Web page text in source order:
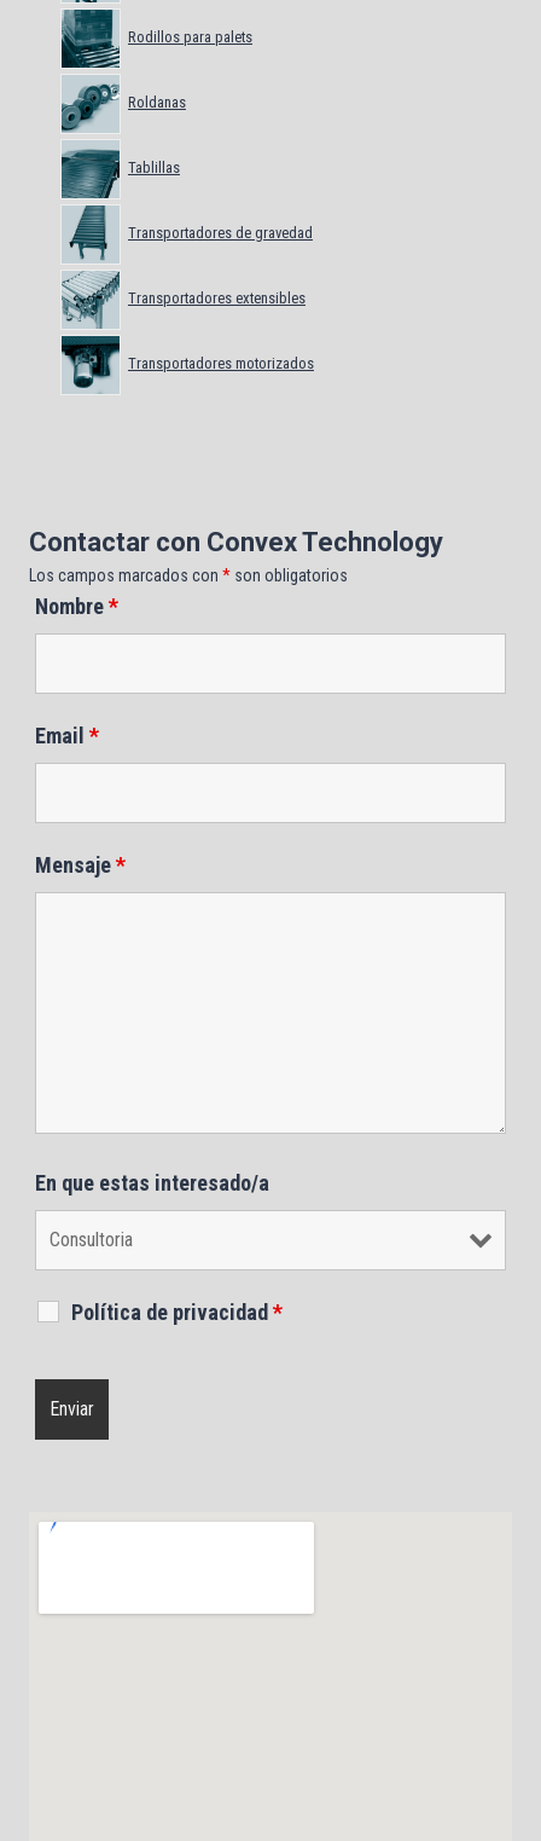
Rodillos para palets
Roldanas
Tablillas
Transportadores de gravedad
Transportadores extensibles
Transportadores motorizados
Contactar con Convex Technology
Los campos marcados con * son obligatorios
Nombre*
Email *
Mensaje*
En que estas interesado/a
Política de privacidad *